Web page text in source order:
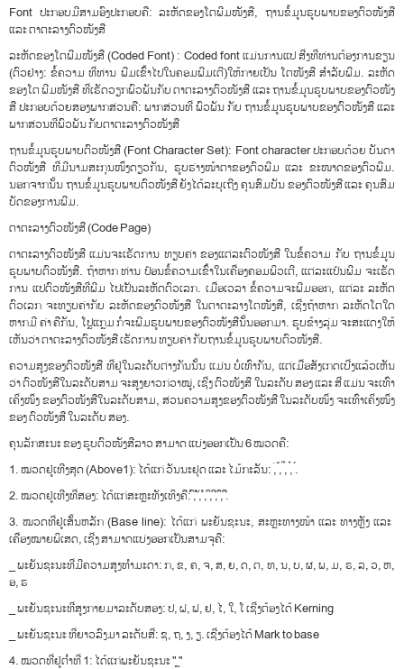
Font ປະ​ກອບ​ມີ​ສາມ​ອົງ​ປະ​ກອບ​ຄື​: ລະ​ຫັດ​ຂອງ​​ໂຕ​ພີ​ມ​ໜັງ​ສື​, ຖານ​ຂໍ້​ມູນ​ຮູບ​ພາບ​ຂອງ​ຕົວ​ໜັງ​ສື
ແລະ ຕາ​ຕະ​ລາງ​ຕົວ​ໜັງ​ສື
ລະ​ຫັດ​ຂອງ​ໂຕ​ພີ​ມ​ໜັງ​ສື (Coded Font) : Coded font ແມ່ນ​ການ​ແປ ສີ່​ງ​ທີ່​ທ່ານ​ຕ້ອງ​ການ​ຂຽນ
(ຕົວ​ຢ່າງ​: ຂໍ້​ຄວາມ ທີ່​ທ່ານ ພີ​ມ​ເຂົ້າ​ໄປ​ໃນ​ຄອມ​ພີ​ມ​ເຕີ​)​ໃຫ້​ກາຍ​ເປັນ ໂຕ​ໜັງ​ສື​ ສຳ​ລັບ​ພີ​ມ​. ລະ​ຫັດ​
ຂອງ​ໂຕ ​ພີ​ມ​ໜັງ​ສື ທີ່​ເຮັດ​ວຽກ​ພົວ​ພັນ​ກັບ ຕາ​ຕະ​ລາງ​ຕົວ​ໜັງ​ສື ແລະ ຖານ​ຂໍ້​ມູນ​ຮູບ​ພາບ​ຂອງ​ຕົວ​ໜັງ​
ສື ປະ​ກອບ​ດ້ວຍ​ສອງ​ພາກ​ສ່ວນ​ຄື​: ພາກ​ສ່ວນ​ທີ່ ພົວ​ພັນ ກັບ ຖານ​ຂໍ້​ມູນ​ຮູບ​ພາບ​ຂອງ​ຕົວ​ໜັງ​ສື ແລະ
ພາກ​ສ່ວນ​ທີ່​ພົວ​ພັນ ກັບ​ຕາ​ຕະ​ລາງ​ຕົວ​ໜັງ​ສື​
​ຖານ​ຂໍ້​ມູນ​ຮູບ​ພາບ​ຕົວ​ໜັງ​ສື (Font Character Set): Font character ປະ​ກອບ​ດ້ວຍ ບັນ​ດາ​
ຕົວ​ໜັງ​ສື ທີ່​ມີ​ນາ​ມ​ສະ​ກຸນ​ໜຶ່ງ​ດຽວ​ກັນ​, ຮູບ​ຮ່າງ​ໜ້າ​ຕາ​ຂອງ​ຕົວ​ພີ​ມ ແລະ ຂະ​ໜາດ​ຂອງ​ຕົວ​ພີ​ມ​.
ນອກ​ຈາກ​ນັ້ນ ຖານ​ຂໍ້​ມູນ​ຮູບ​ພາບ​ຕົວ​ໜັງ​ສື ຍັງ​ໄດ້​ລະ​ບຸ​ເຖີງ ຄຸນ​ສົມ​ບັນ ຂອງ​ຕົວ​ໜັງ​ສື ແລະ ຄຸນ​ສົມ​
ບັດ​ຂອງ​ການ​ພີ​ມ​.
​ຕາ​ຕະ​ລາງ​ຕົວ​ໜັງ​ສື (Code Page)
ຕາ​ຕະ​ລາງ​ຕົວ​ໜັງ​ສື ແມ່ນ​ຈະ​ເຮັດ​ການ ທຽບ​ຄ່າ ຂອງ​ແຕ່​ລະ​ຕົວ​ໜັງ​ສື ໃນ​ຂໍ້​ຄວາມ ກັບ ຖານ​ຂໍ້​ມູນ​
ຮູບ​ພາບ​​ຕົວ​ໜັງ​ສື​. ຖ້າ​ຫາກ ທ່ານ ປ້ອນ​ຂໍ້​ຄວາມ​ເຂົ້າ​ໃນ​ເຄື່ອງ​ຄອມ​ພິວ​ເຕີ​, ​ແຕ່​ລະ​ແປ້ນ​ພີ​ມ ຈະ​ເຮັດ​
ການ ແປ​ຕົວ​ໜັງ​ສື​ທີ່​ພີ​ມ ​ໄປ​ເປັນ​ລະ​ຫັດ​ຕົວ​ເລກ​. ​ເມື່ອ​ເວລາ ຂໍ້​ຄວາມ​ຈະ​ພີ​ມ​ອອກ​, ​ແຕ່​ລະ ລະ​ຫັດ​
ຕົວ​ເລກ ຈະ​ທຽບ​ຄ່າ​ກັບ ລະ​ຫັດ​ຂອງ​ຕົວ​ໜັງ​ສື ໃນ​ຕາ​ຕະ​ລາງ​ໂຕ​ໜັງ​ສື​, ​ເຊີ່ງ​ຖ້າ​ຫາກ ລະ​ຫັດ​ໂຕ​ໃດ​
ຫາກມີ ຄ່າ ​ຄື​ກັນ​, ​ໂປຼ​ແກຼມ ກໍ່​ຈະ​ພີ​ມ​ຮູບ​ພາບ​ຂອງ​ຕົວ​ໜັງ​ສື​ນັ້ນ​ອອກ​ມາ​. ຮູບ​ຂ້າງ​ລຸ່ມ ຈະ​ສະ​ແດງ​ໃຫ້​
ເຫັນ​ວ່າ ຕາ​ຕະ​ລາງ​ຕົວ​ໜັງ​ສື ເຮັດ​ການ ທຽບ​ຄ່າ ກັບ​ຖານ​ຂໍ້​ມູນ​ຮູບ​ພາບ​ຕົວ​ໜັງ​ສື​.
​ຄວາມ​ສູງ​ຂອງ​ຕົວ​ໜັງ​ສື ທີ່​ຢູ່​ໃນ​ລະ​ດັບ​ຕ່າງ​ກັນ​ນັ້ນ ແມ່ນ ບໍ່​ເທົ່າ​ກັນ​, ​ແຕ່​ເມື່ອ​ສັງ​ເກດ​ເບີ່​ງ​ແລ້ວ​ເຫັນ​
ວ່າ ຕົວ​ໜັງ​ສື​ໃນ​ລະ​ດັບ​ສາມ ຈະ​ສູງ​ຍາວ​ກ່ວາ​ໝູ່​, ​ເຊີ່ງ ຕົວ​ໜັງ​ສື ໃນ​ລະ​ດັບ ສອງ ​ແລະ ສີ່ ​ແມ່ນ ຈະ​ເທົ່າ​
ເຄິ່ງໜຶ່ງ ຂອງ​ຕົວ​ໜັງ​ສື​ໃນ​ລະ​ດັບ​ສາມ​, ສ່ວນ​ຄວາມ​ສູງ​ຂອງ​ຕົວ​ໜັງ​ສື ໃນ​ລະ​ດັບ​ໜຶ່ງ ຈະ​ເທົ່າ​ເຄ​ິ່ງ​ໜຶ່ງ
ຂອງ ​ຕົວ​ໜັງ​ສື ໃນ​ລະ​ດັບ ສອງ​.
ຄຸນ​ລັກ​ສະ​ນະ ຂອງ ຮູບ​ຕົວ​ໜັງ​ສື​ລາວ ສາ​ມາດ ​ແບ່ງ​ອອກ​ເປັນ 6 ໝວດ​ຄື​:
1. ໝວດ​ຢູ່​ເທີ​ງ​ສຸດ (Above1): ​ໄດ້​ແກ່ ວັນ​ນະ​ຢຸດ ​ແລະ ​ໄມ້​ກະ​ລັນ​: ່, ້, ໊, ໋, ໌.
2. ໝວດ​ຢູ່​ເທີ​ງ​ທີ່​ສອງ​: ​​ໄດ້​ແກ່​ສະ​ຫຼະ​ທັງ​ເທິງ​ຄື​: ົ, ັ, ໍ, ິ, ີ, ຶ, ື.
3. ໝວດ​ທີ່​ຢູ່​ເສັ້ນຫ​ລັກ (Base line): ​ໄດ້​ແກ່ ພະ​ຍັນ​ຊະ​ນະ​, ສະ​ຫຼະ​ທາງ​ໜ້າ ​ແລະ ທາງ​ຫຼັງ ​ແລະ ​
ເຄື່ອງ​ໝາຍ​ພິ​ເສດ​, ​ເຊີ່ງ ສາ​ມາດ​ແບ່ງ​ອອກ​ເປັນ​ສາມ​ຈຸ​ຄື​:
_ ພະ​ຍັນ​ຊະ​ນະ​ທີ່​ມີ​ຄວາມ​ສູງ​ທຳ​ມະ​ດາ​: ກ, ຂ, ຄ, ຈ, ສ, ຍ, ດ, ຕ, ທ, ນ, ບ, ຜ, ພ, ມ, ຣ, ລ, ວ, ຫ,
ອ, ຮ
_ ພະ​ຍັນ​ຊະ​ນະ​ທີ່​ສູງ​ກາຍ​ມາ​ລະ​ດັບ​ສອງ​: ປ, ຝ, ຟ, ຢ, ໄ, ໃ, ໂ ​ເຊີ່ງ​ຕ້ອງ​ໄດ້ Kerning
_ ພະ​ຍັນ​ຊະ​ນະ ທີ່​ຍາວ​ລົງ​ມາ ລະ​ດັບ​ສີ່​: ຊ, ຖ, ງ, ຽ. ເຊີ່ງ​ຕ້ອງ​ໄດ້ Mark to base
4. ໝວດ​ທີ່​ຢູ່​ຕໍ່າ​ທີ່ 1: ​ໄດ້​ແກ່​ພະ​ຍັນ​ຊະ​ນະ " ຼ"